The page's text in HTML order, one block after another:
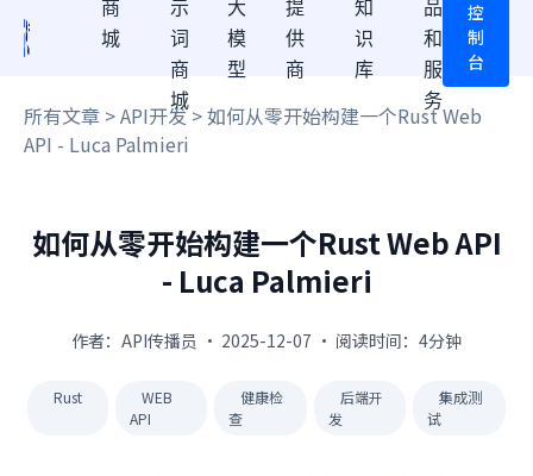
商
城
示
词
商
城
大
模
型
提
供
商
知
识
库
品
和
服
务
控
制
台
所有文章 >API开发> 如何从零开始构建一个Rust Web
API - Luca Palmieri
如何从零开始构建一个Rust Web API
- Luca Palmieri
作者：API传播员 · 2025-12-07 · 阅读时间：4分钟
Rust
WEB
API
健康检
查
后端开
发
集成测
试